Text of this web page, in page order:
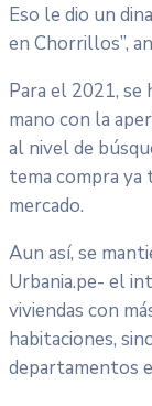
Eso le dio un
en Chorrillos”,
Para el 2021, se
mano con la
al nivel de
tema compra
mercado.
Aun así, se
Urbania.pe- el
viviendas con
habitaciones,
departamentos